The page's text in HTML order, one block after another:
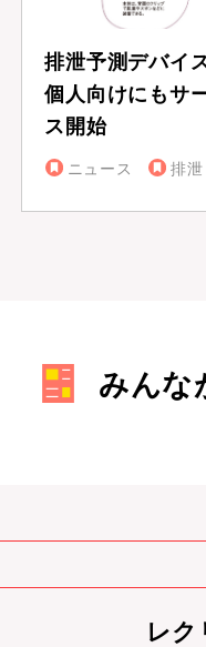
排泄予測デバイ
個人向けにもサ
ス開始
ニュース 排泄
みんな
レ